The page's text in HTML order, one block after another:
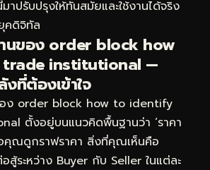
าปรับปรุงให้ทันสมัยและใช้งานได้จริง
คดิจิทัล
นของ order block how
institutional —
ที่ต้องเข้าใจ
อง order block how to identify
ตั้งอยู่บนแนวคิดพื้นฐานว่า ‘ราคา
คุณดูกราฟราคา สิ่งที่คุณเห็นคือ
สู้ระหว่าง Buyer กับ Seller ในแต่ละ